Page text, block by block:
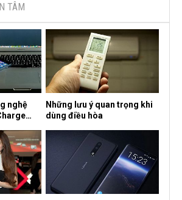
TÂM
nghệ
Những lưu ý quan trọng khi
dùng điều hòa